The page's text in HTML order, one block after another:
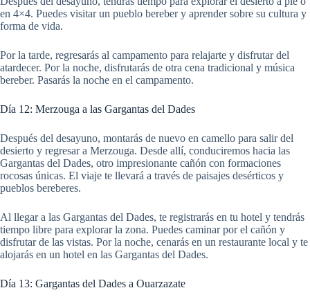
en 4×4. Puedes visitar un pueblo bereber y aprender sobre su cultura y
forma de vida.
Por la tarde, regresarás al campamento para relajarte y disfrutar del
atardecer. Por la noche, disfrutarás de otra cena tradicional y música
bereber. Pasarás la noche en el campamento.
Día 12: Merzouga a las Gargantas del Dades
Después del desayuno, montarás de nuevo en camello para salir del
desierto y regresar a Merzouga. Desde allí, conduciremos hacia las
Gargantas del Dades, otro impresionante cañón con formaciones
rocosas únicas. El viaje te llevará a través de paisajes desérticos y
pueblos bereberes.
Al llegar a las Gargantas del Dades, te registrarás en tu hotel y tendrás
tiempo libre para explorar la zona. Puedes caminar por el cañón y
disfrutar de las vistas. Por la noche, cenarás en un restaurante local y te
alojarás en un hotel en las Gargantas del Dades.
Día 13: Gargantas del Dades a Ouarzazate